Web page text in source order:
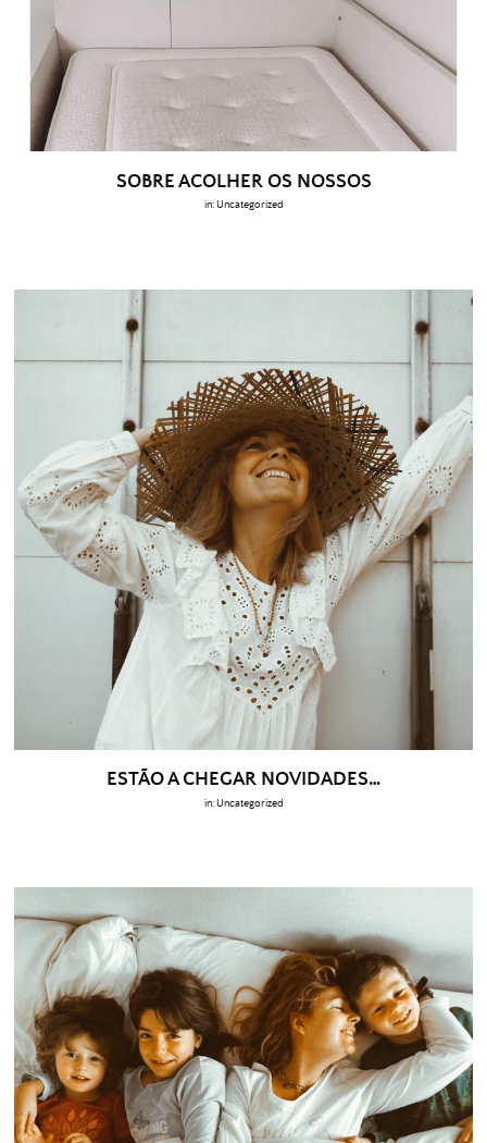
SOBRE ACOLHER OS NOSSOS
in: Uncategorized
ESTÃO A CHEGAR NOVIDADES…
in: Uncategorized